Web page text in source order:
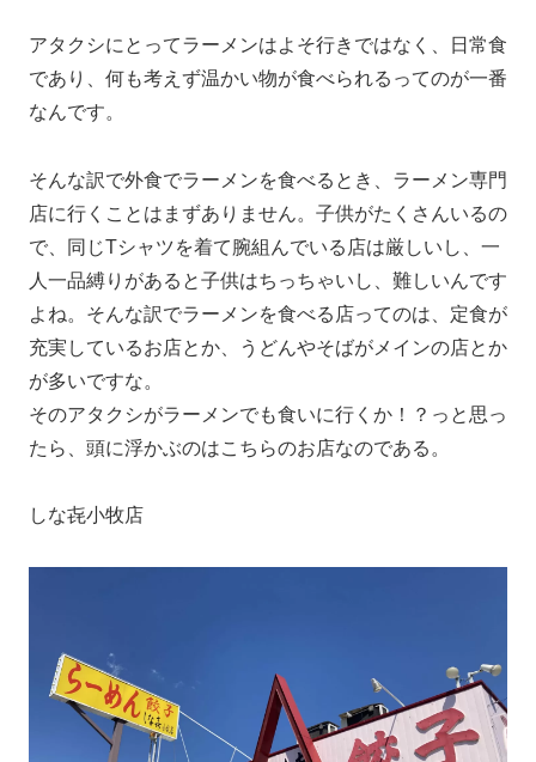
アタクシにとってラーメンはよそ行きではなく、日常食
であり、何も考えず温かい物が食べられるってのが一番
なんです。
そんな訳で外食でラーメンを食べるとき、ラーメン専門
店に行くことはまずありません。子供がたくさんいるの
で、同じTシャツを着て腕組んでいる店は厳しいし、一
人一品縛りがあると子供はちっちゃいし、難しいんです
よね。そんな訳でラーメンを食べる店ってのは、定食が
充実しているお店とか、うどんやそばがメインの店とか
が多いですな。
そのアタクシがラーメンでも食いに行くか！？っと思っ
たら、頭に浮かぶのはこちらのお店なのである。
しな㐂小牧店